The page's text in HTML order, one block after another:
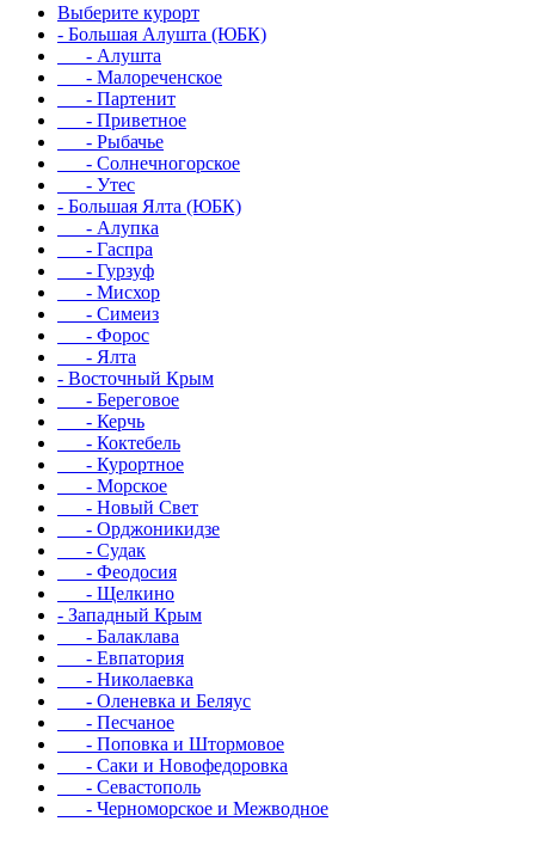
Выберите курорт
- Большая Алушта (ЮБК)
- Алушта
- Малореченское
- Партенит
- Приветное
- Рыбачье
- Солнечногорское
- Утес
- Большая Ялта (ЮБК)
- Алупка
- Гаспра
- Гурзуф
- Мисхор
- Симеиз
- Форос
- Ялта
- Восточный Крым
- Береговое
- Керчь
- Коктебель
- Курортное
- Морское
- Новый Свет
- Орджоникидзе
- Судак
- Феодосия
- Щелкино
- Западный Крым
- Балаклава
- Евпатория
- Николаевка
- Оленевка и Беляус
- Песчаное
- Поповка и Штормовое
- Саки и Новофедоровка
- Севастополь
- Черноморское и Межводное